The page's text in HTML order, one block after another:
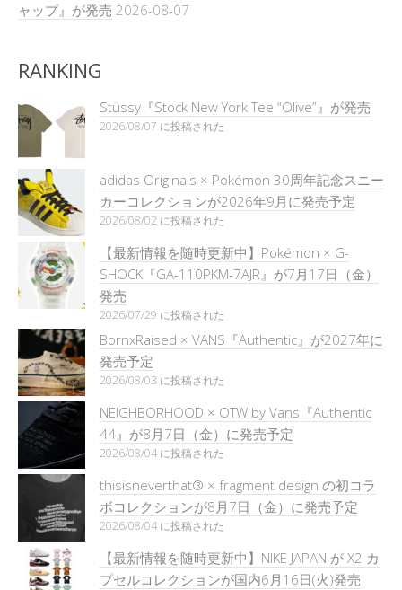
ャップ』が発売 2026-08-07
RANKING
Stüssy『Stock New York Tee “Olive”』が発売
2026/08/07 に投稿された
adidas Originals × Pokémon 30周年記念スニー
カーコレクションが2026年9月に発売予定
2026/08/02 に投稿された
【最新情報を随時更新中】Pokémon × G-
SHOCK『GA-110PKM-7AJR』が7月17日（金）
発売
2026/07/29 に投稿された
BornxRaised × VANS『Authentic』が2027年に
発売予定
2026/08/03 に投稿された
NEIGHBORHOOD × OTW by Vans『Authentic
44』が8月7日（金）に発売予定
2026/08/04 に投稿された
thisisneverthat® × fragment design の初コラ
ボコレクションが8月7日（金）に発売予定
2026/08/04 に投稿された
【最新情報を随時更新中】NIKE JAPAN が X2 カ
プセルコレクションが国内6月16日(火)発売